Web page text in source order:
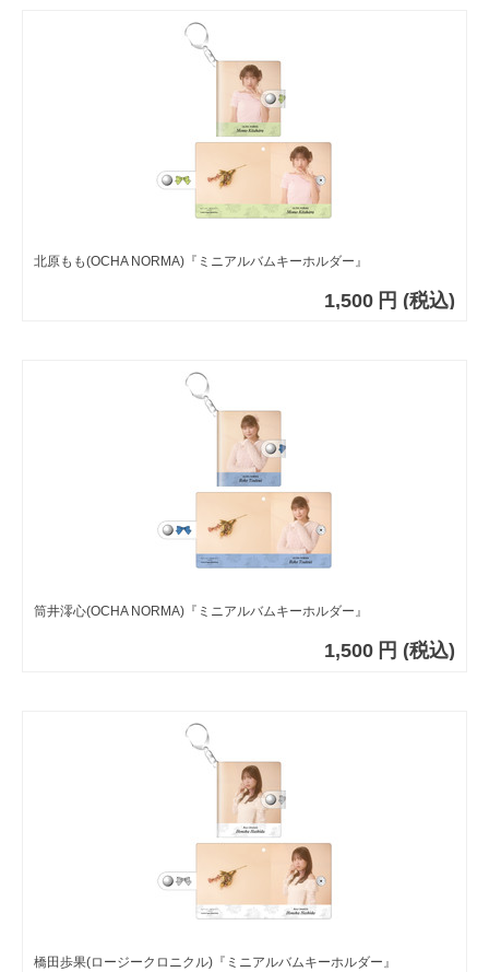
北原もも(OCHA NORMA)『ミニアルバムキーホルダー』
1,500 円 (税込)
筒井澪心(OCHA NORMA)『ミニアルバムキーホルダー』
1,500 円 (税込)
橋田歩果(ロージークロニクル)『ミニアルバムキーホルダー』